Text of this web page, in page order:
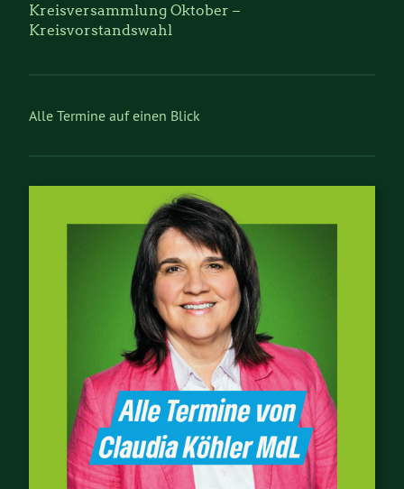
Kreisversammlung Oktober –
Kreisvorstandswahl
Alle Termine auf einen Blick